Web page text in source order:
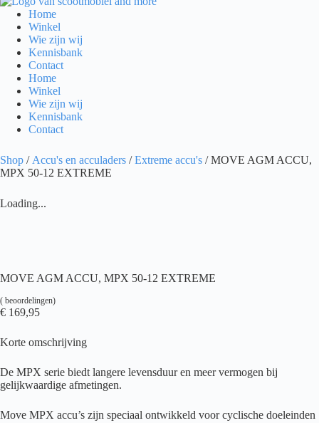
Home
Winkel
Wie zijn wij
Kennisbank
Contact
Home
Winkel
Wie zijn wij
Kennisbank
Contact
Shop / Accu's en acculaders /Extreme accu's / MOVE AGM ACCU,
MPX 50-12 EXTREME
Loading...
MOVE AGM ACCU, MPX 50-12 EXTREME
( beoordelingen)
€ 169,95
Korte omschrijving
De MPX serie biedt langere levensduur en meer vermogen bij
gelijkwaardige afmetingen.
Move MPX accu’s zijn speciaal ontwikkeld voor cyclische doeleinden